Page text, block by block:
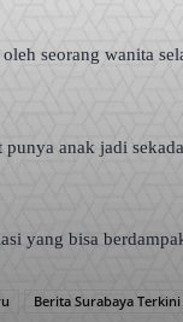
seorang wanita
anak jadi
yang bisa
Berita Surabaya Terkini